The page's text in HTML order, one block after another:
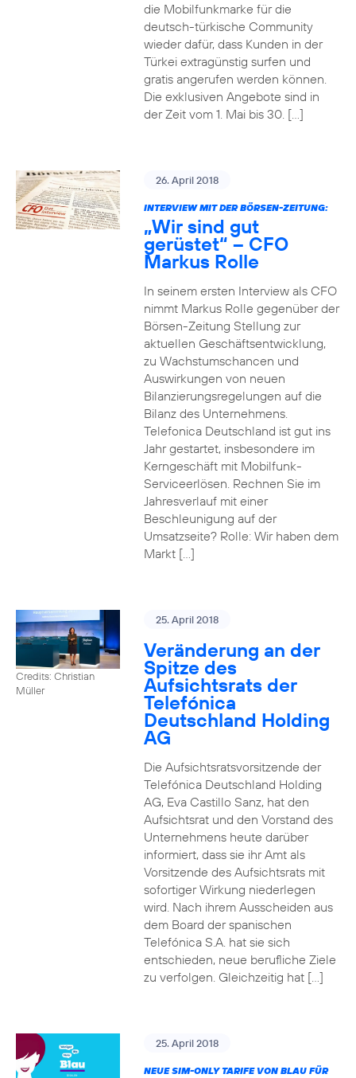
die Mobilfunkmarke für die
deutsch-türkische Community
wieder dafür, dass Kunden in der
Türkei extragünstig surfen und
gratis angerufen werden können.
Die exklusiven Angebote sind in
der Zeit vom 1. Mai bis 30. […]
26. April 2018
INTERVIEW MIT DER BÖRSEN-ZEITUNG:
„Wir sind gut
gerüstet“ – CFO
Markus Rolle
In seinem ersten Interview als CFO
nimmt Markus Rolle gegenüber der
Börsen-Zeitung Stellung zur
aktuellen Geschäftsentwicklung,
zu Wachstumschancen und
Auswirkungen von neuen
Bilanzierungsregelungen auf die
Bilanz des Unternehmens.
Telefonica Deutschland ist gut ins
Jahr gestartet, insbesondere im
Kerngeschäft mit Mobilfunk-
Serviceerlösen. Rechnen Sie im
Jahresverlauf mit einer
Beschleunigung auf der
Umsatzseite? Rolle: Wir haben dem
Markt […]
Credits: Christian
Müller
25. April 2018
Veränderung an der
Spitze des
Aufsichtsrats der
Telefónica
Deutschland Holding
AG
Die Aufsichtsratsvorsitzende der
Telefónica Deutschland Holding
AG, Eva Castillo Sanz, hat den
Aufsichtsrat und den Vorstand des
Unternehmens heute darüber
informiert, dass sie ihr Amt als
Vorsitzende des Aufsichtsrats mit
sofortiger Wirkung niederlegen
wird. Nach ihrem Ausscheiden aus
dem Board der spanischen
Telefónica S.A. hat sie sich
entschieden, neue berufliche Ziele
zu verfolgen. Gleichzeitig hat […]
25. April 2018
NEUE SIM-ONLY TARIFE VON BLAU FÜR